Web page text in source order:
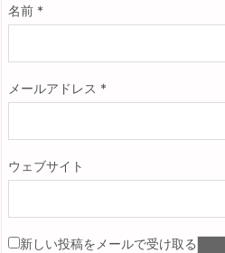
名前 *
メールアドレス *
ウェブサイト
新しい投稿をメールで受け取る